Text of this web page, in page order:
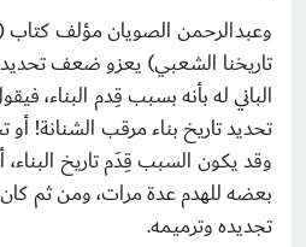
وعبدالرحمن الصويان مؤلف
تاريخنا الشعبي) يعزو ضعف تحديد
الباني له بأنه بسبب قِدم البناء،
تحديد تاريخ بناء مرقب الشنانة!
وقد يكون السبب قِدَم تاريخ
بعضه للهدم عدة مرات، ومن ثم كان
تجديده وترميمه.